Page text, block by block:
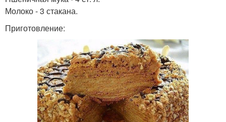
Торт со свежими
фруктами
Молоко - 3 стакана.
Приготовление: